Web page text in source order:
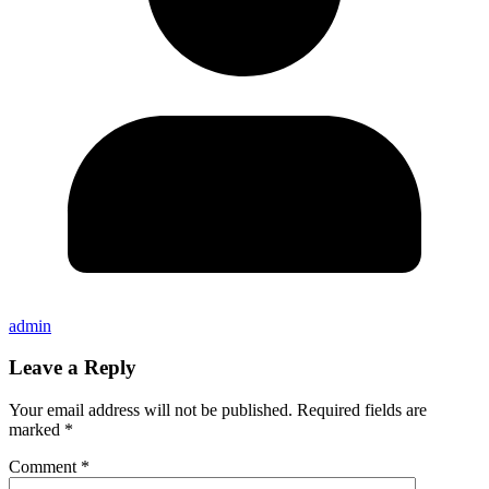
admin
Leave a Reply
Your email address will not be published. Required fields are
marked *
Comment *